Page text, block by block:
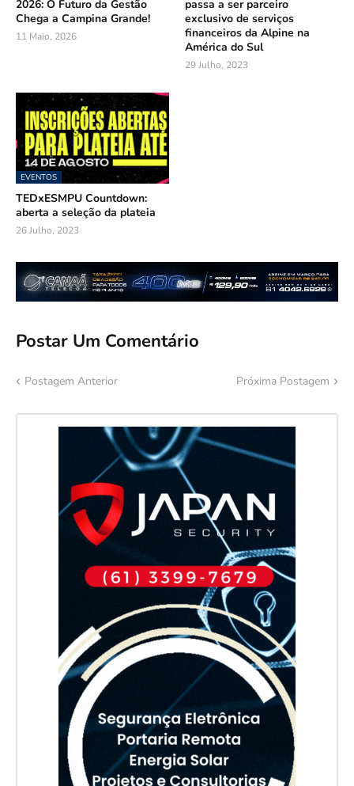
2026: O Futuro da Gestão
Chega a Campina Grande!
11 Maio, 2026
passa a ser parceiro
exclusivo de serviços
financeiros da Alpine na
América do Sul
29 Julho, 2023
EVENTOS
TEDxESMPU Countdown:
aberta a seleção da plateia
26 Julho, 2023
Postar Um Comentário
Postagem Anterior Próxima Postagem